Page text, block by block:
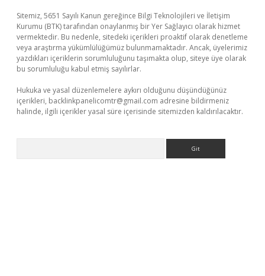
Sitemiz, 5651 Sayılı Kanun gereğince Bilgi Teknolojileri ve İletişim
Kurumu (BTK) tarafından onaylanmış bir Yer Sağlayıcı olarak hizmet
vermektedir. Bu nedenle, sitedeki içerikleri proaktif olarak denetleme
veya araştırma yükümlülüğümüz bulunmamaktadır. Ancak, üyelerimiz
yazdıkları içeriklerin sorumluluğunu taşımakta olup, siteye üye olarak
bu sorumluluğu kabul etmiş sayılırlar.
Hukuka ve yasal düzenlemelere aykırı olduğunu düşündüğünüz
içerikleri, backlinkpanelicomtr@gmail.com adresine bildirmeniz
halinde, ilgili içerikler yasal süre içerisinde sitemizden kaldırılacaktır.